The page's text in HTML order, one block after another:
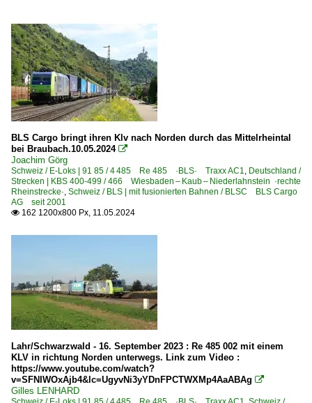
BLS Cargo bringt ihren Klv nach Norden durch das Mittelrheintal
bei Braubach.10.05.2024 
Joachim Görg
Schweiz / E-Loks | 91 85 / 4 485 Re 485 ·BLS· Traxx AC1, Deutschland /
Strecken | KBS 400-499 / 466 Wiesbaden – Kaub – Niederlahnstein ·rechte
Rheinstrecke·, Schweiz / BLS | mit fusionierten Bahnen / BLSC BLS Cargo
AG seit 2001
 162 1200x800 Px, 11.05.2024
Lahr/Schwarzwald - 16. September 2023 : Re 485 002 mit einem
KLV in richtung Norden unterwegs. Link zum Video :
https://www.youtube.com/watch?
v=SFNIWOxAjb4&lc=UgyvNi3yYDnFPCTWXMp4AaABAg 
Gilles LENHARD